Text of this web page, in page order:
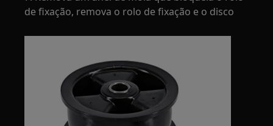
de fixação, remova o rolo de fixação e o disco